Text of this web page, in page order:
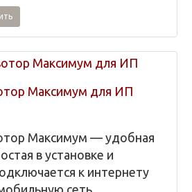
Максимум для ИП
Максимум — удобная
в установке и
к интернету
сеть,